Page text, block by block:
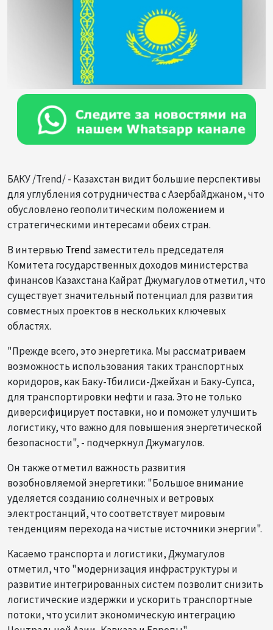
БАКУ /Trend/ - Казахстан видит большие перспективы
для углубления сотрудничества с Азербайджаном, что
обусловлено геополитическим положением и
стратегическими интересами обеих стран.
В интервью Trend заместитель председателя
Комитета государственных доходов министерства
финансов Казахстана Кайрат Джумагулов отметил, что
существует значительный потенциал для развития
совместных проектов в нескольких ключевых
областях.
"Прежде всего, это энергетика. Мы рассматриваем
возможность использования таких транспортных
коридоров, как Баку-Тбилиси-Джейхан и Баку-Супса,
для транспортировки нефти и газа. Это не только
диверсифицирует поставки, но и поможет улучшить
логистику, что важно для повышения энергетической
безопасности", - подчеркнул Джумагулов.
Он также отметил важность развития
возобновляемой энергетики: "Большое внимание
уделяется созданию солнечных и ветровых
электростанций, что соответствует мировым
тенденциям перехода на чистые источники энергии".
Касаемо транспорта и логистики, Джумагулов
отметил, что "модернизация инфраструктуры и
развитие интегрированных систем позволит снизить
логистические издержки и ускорить транспортные
потоки, что усилит экономическую интеграцию